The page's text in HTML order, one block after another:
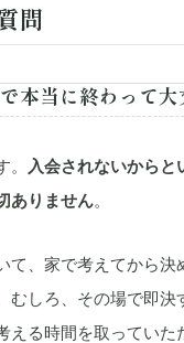
問
本当に終わって
入会されないから
ありません。
て、家で考えてから
むしろ、その場で即決
える時間を取っていた